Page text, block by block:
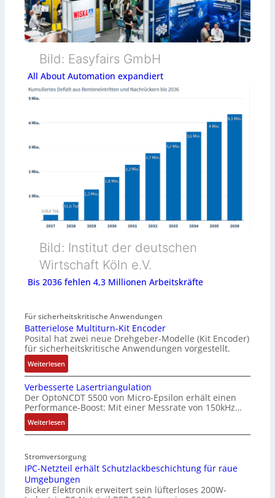
Bild: Easyfairs GmbH
All About Automation expandiert
Bild: Institut der deutschen
Wirtschaft Köln e.V.
Bis 2036 fehlen 4,3 Millionen Arbeitskräfte
Für sicherheitskritische Anwendungen
Batterielose Multiturn-Kit Encoder
Posital hat zwei neue Drehgeber-Modelle (Kit Encoder)
für sicherheitskritische Anwendungen vorgestellt.
Weiterlesen:
B
a
t
t
e
r
e
l
o
s
Verbesserte Lasertriangulation
Der OptoNCDT 5500 von Micro-Epsilon erhält einen
Performance-Boost: Mit einer Messrate von 150kHz…
Weiterlesen:
V
r
b
e
s
Stromversorgung
IPC-Netzteil erhält Schutzlackbeschichtung für raue
Umgebungen
Bicker Elektronik erweitert sein lüfterloses 200W-